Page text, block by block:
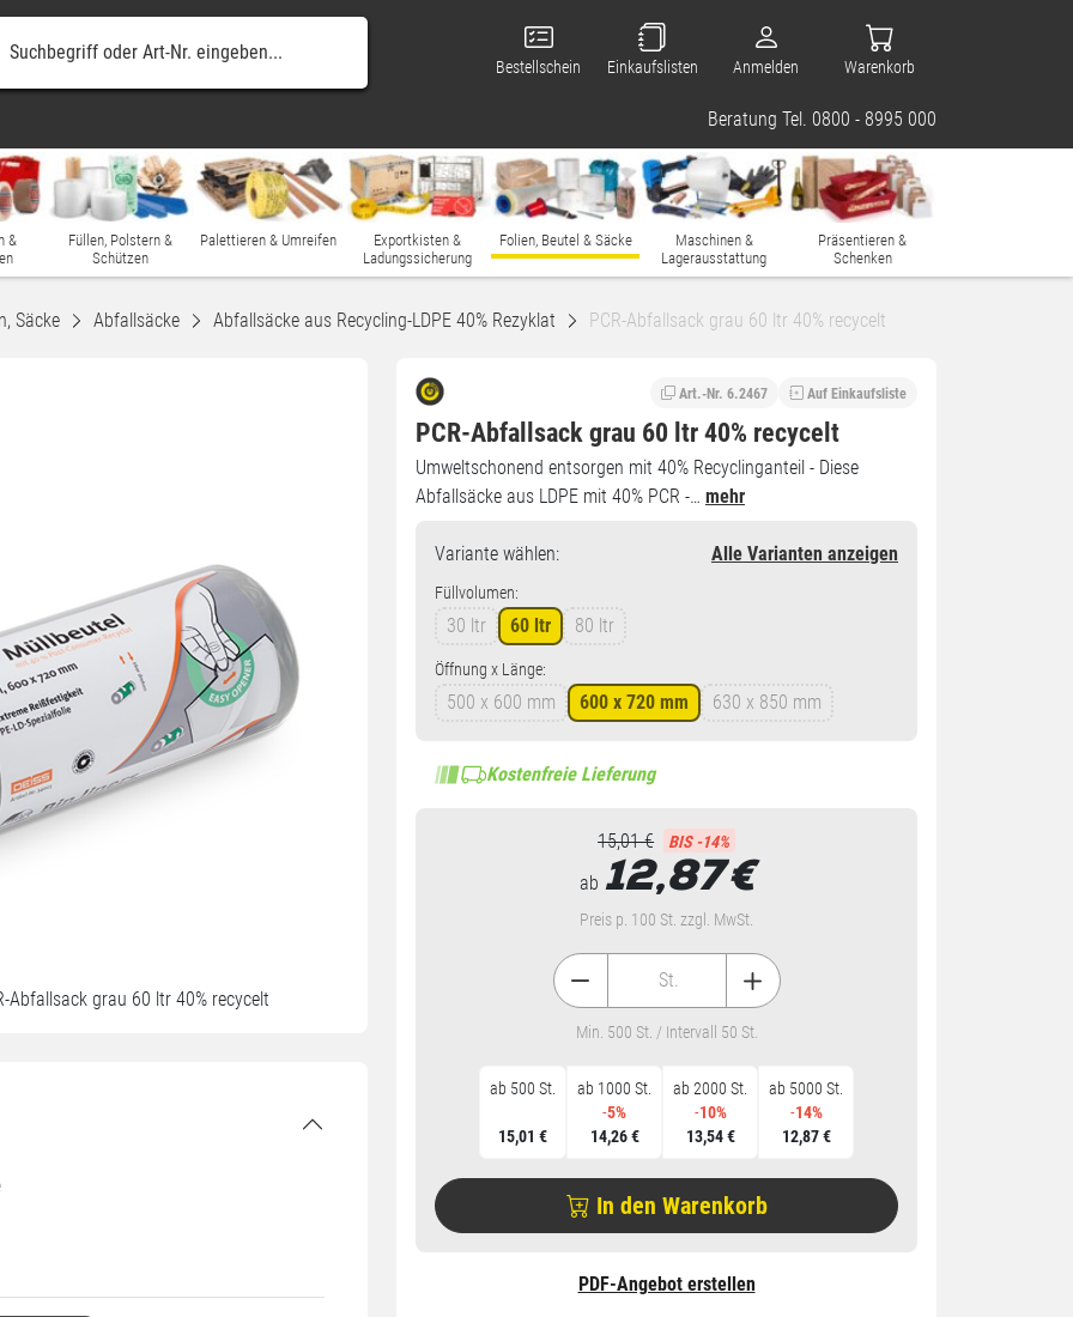
Bestellschein Einkaufslisten Anmelden Warenkorb
Beratung Tel. 0800 - 8995 000
&
Füllen, Polstern &
Schützen
Palettieren & Umreifen
Exportkisten &
Ladungssicherung
Folien, Beutel & Säcke
Maschinen &
Lagerausstattung
Präsentieren &
Schenken
Säcke Abfallsäcke Abfallsäcke aus Recycling-LDPE 40% Rezyklat PCR-Abfallsack grau 60 ltr 40% recycelt
Abfallsack grau 60 ltr 40% recycelt
Art.-Nr. 6.2467 Auf Einkaufsliste
PCR-Abfallsack grau 60 ltr 40% recycelt
Umweltschonend entsorgen mit 40% Recyclinganteil - Diese
Abfallsäcke aus LDPE mit 40% PCR -… mehr
Variante wählen: Alle Varianten anzeigen
Füllvolumen:
30 ltr 60 ltr 80 ltr
Öffnung x Länge:
500 x 600 mm 600 x 720 mm 630 x 850 mm
Kostenfreie Lieferung
15,01 € BIS -14%
ab 12,87€
Preis p. 100 St. zzgl. MwSt.
ab 500 St.
15,01 €
ab 1000 St.
-5%
14,26 €
ab 2000 St.
-10%
13,54 €
ab 5000 St.
-14%
12,87 €
St.
Min. 500 St. / Intervall 50 St.
In den Warenkorb
PDF-Angebot erstellen